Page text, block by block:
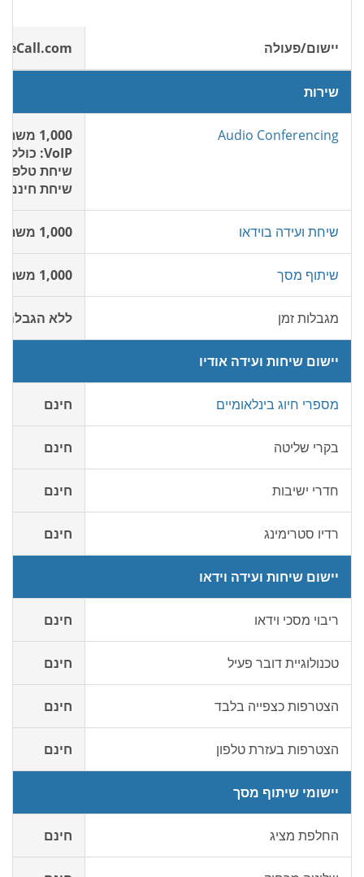
יישום/פעולה
שירות
Audio Conferencing
1,000 משתתפים חינם
VoIP: כולל
שיחת
שיחת חינם: 2¢/דקה
שיחת ועידה בוידאו 1,000 משתתפים חינם
שיתוף מסך 1,000 משתתפים חינם
מגבלות זמן ללא הגבלה
יישום שיחות ועידה אודיו
מספרי חיוג בינלאומיים חינם
בקרי שליטה חינם
חדרי ישיבות חינם
רדיו סטרימינג חינם
יישום שיחות ועידה וידאו
ריבוי מסכי וידאו חינם
טכנולוגיית דובר פעיל חינם
הצטרפות כצפייה בלבד חינם
הצטרפות בעזרת טלפון חינם
יישומי שיתוף מסך
החלפת מציג חינם